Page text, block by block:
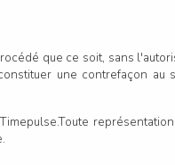
que ce soit, sans
une contrefaçon